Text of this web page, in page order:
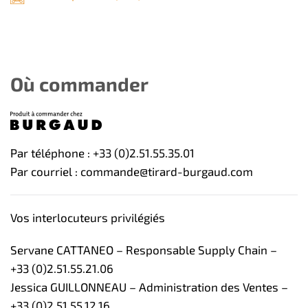
Où commander
Par téléphone : +33 (0)2.51.55.35.01
Par courriel : commande@tirard-burgaud.com
Vos interlocuteurs privilégiés
Servane CATTANEO – Responsable Supply Chain –
+33 (0)2.51.55.21.06
Jessica GUILLONNEAU – Administration des Ventes –
+33 (0)2.51.55.12.16